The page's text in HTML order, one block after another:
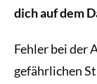
dich auf dem
Fehler bei der
gefährlichen